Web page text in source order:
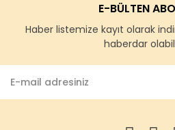
E-BÜLTEN
Haber listemize kayıt olarak
haberdar